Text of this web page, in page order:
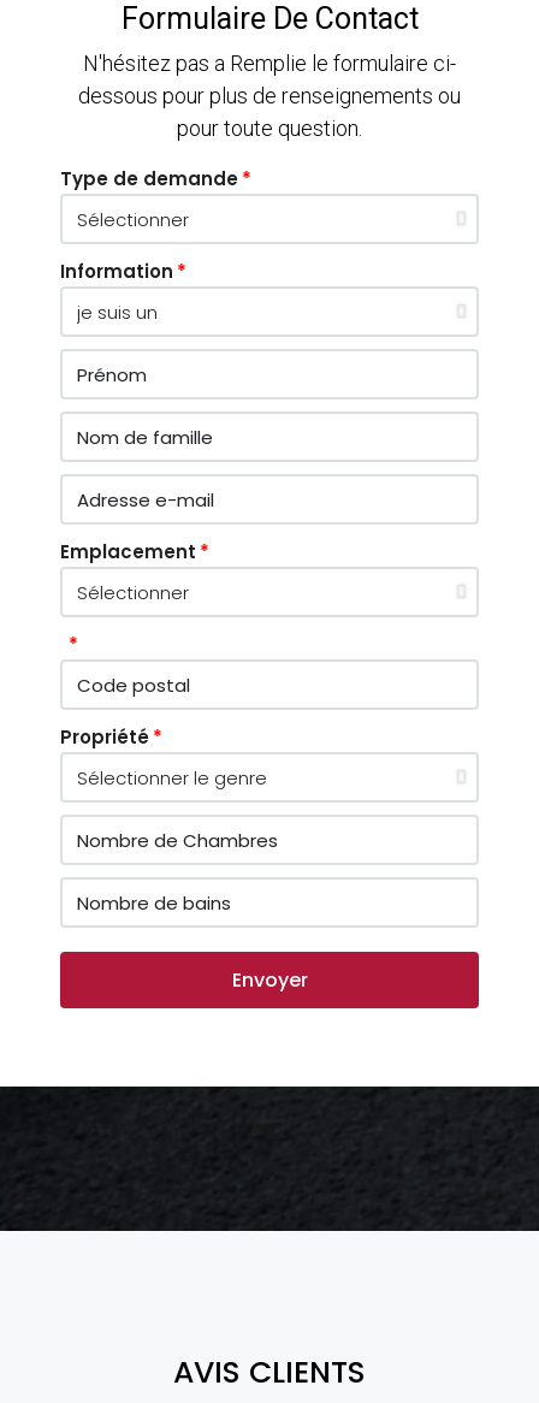
Formulaire De Contact
N'hésitez pas a Remplie le formulaire ci-
dessous pour plus de renseignements ou
pour toute question.
Type de demande
Information
Emplacement
Propriété
Envoyer
AVIS CLIENTS